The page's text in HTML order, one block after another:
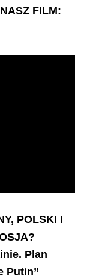
FILM:
POLSKI I
Plan
Putin”